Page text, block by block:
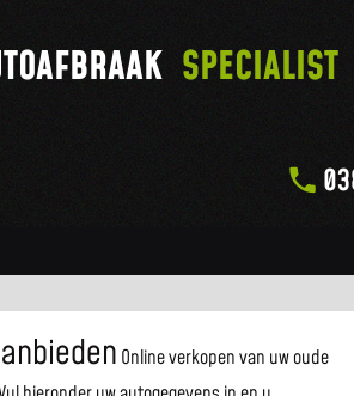
SPECIALIST
Online verkopen van uw oude